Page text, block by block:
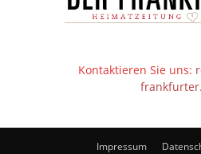
Kontaktieren Sie uns:
Impressum